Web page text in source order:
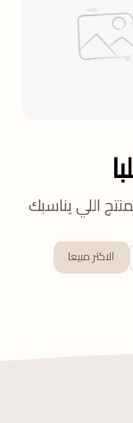
اللي يناسبك
الاكثر مبيعا